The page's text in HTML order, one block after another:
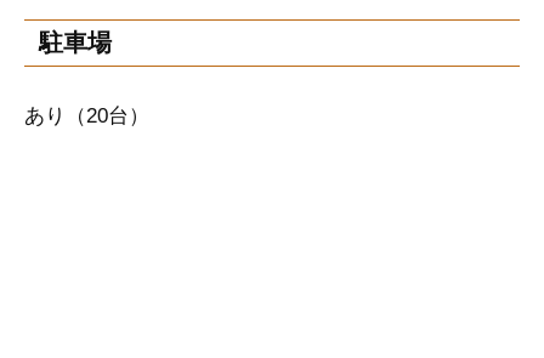
駐車場
あり（20台）